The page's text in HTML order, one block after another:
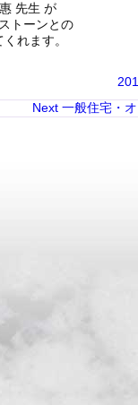
先生 が
トーンとの
れます。
Next 一般住宅・